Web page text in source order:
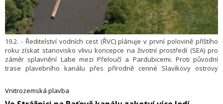
19.2. - Ředitelství vodních cest (ŘVC) plánuje v první polovině příštího
roku získat stanovisko vlivu koncepce na životní prostředí (SEA) pro
záměr splavnění Labe mezi Přeloučí a Pardubicemi. Proti původní
trase plavebního kanálu přes přírodně cenné Slavíkovy ostrovy
vedení vodní cesty by se mělo co nejvíce vyhnout celé evropsky
významné lokalitě Louky u Přelouče. Novou trasu, která bude vybrána,
Vnitrozemská plavba